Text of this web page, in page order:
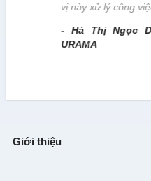
vị này xử lý công
- Hà Thị Ngọc
URAMA
Giới thiệu